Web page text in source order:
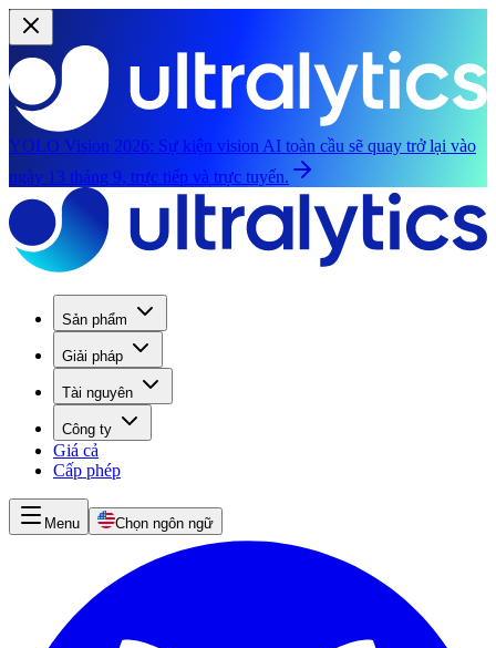
YOLO Vision 2026: Sự kiện vision AI toàn cầu sẽ quay trở lại vào
ngày 13 tháng 9, trực tiếp và trực tuyến.
Sản phẩm
Giải pháp
Tài nguyên
Công ty
Giá cả
Cấp phép
Menu Chọn ngôn ngữ